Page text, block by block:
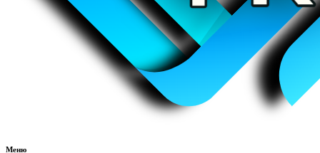
Меню